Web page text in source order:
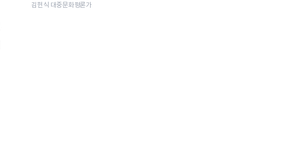
김헌식 대중문화평론가